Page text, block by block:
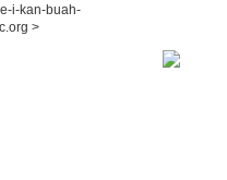
i-kan-buah-
>